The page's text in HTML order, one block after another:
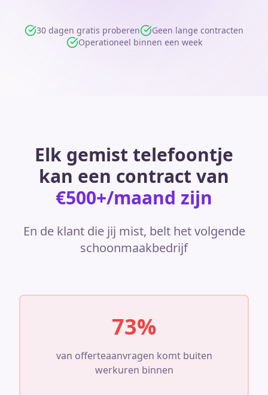
30 dagen gratis proberen
Geen lange contracten
Operationeel binnen een week
Elk gemist telefoontje
kan een contract van
€500+/maand zijn
En de klant die jij mist, belt het volgende
schoonmaakbedrijf
73%
van offerteaanvragen komt buiten
werkuren binnen